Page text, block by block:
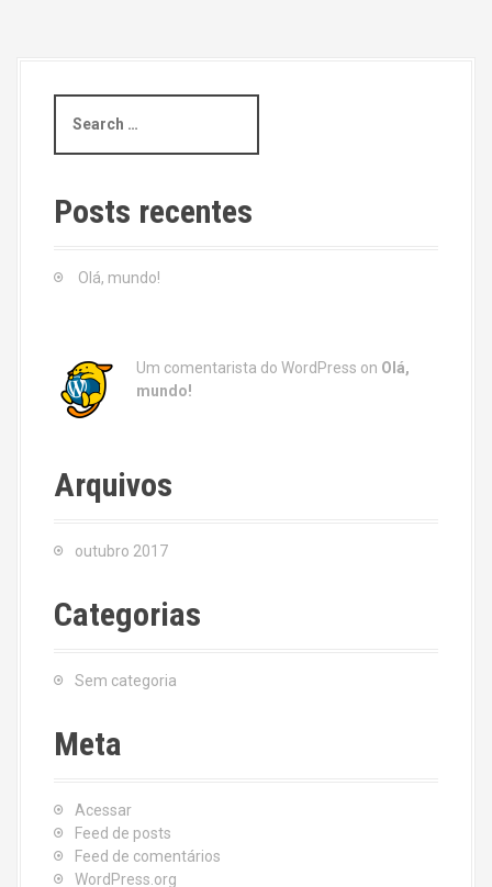
a
c
h
Posts recentes
Olá, mundo!
Um comentarista do WordPress on Olá,
mundo!
Arquivos
outubro 2017
Categorias
Sem categoria
Meta
Acessar
Feed de posts
Feed de comentários
WordPress.org